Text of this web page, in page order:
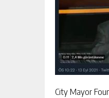
City Mayor